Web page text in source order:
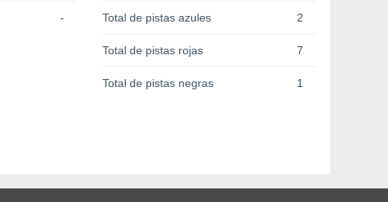
- Total de pistas azules 2
Total de pistas rojas 7
Total de pistas negras 1